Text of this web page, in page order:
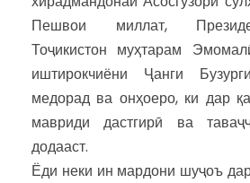
Пешвои миллат,
Тоҷикистон муҳтарам
иштирокчиёни Ҷанги
медорад ва онҳоеро, ки дар
мавриди дастгирӣ ва
додааст.
Ёди неки ин мардони шуҷоъ